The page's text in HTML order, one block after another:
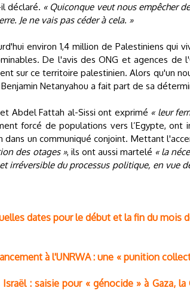
déclaré. « Quiconque veut nous empêcher
Je ne vais pas céder à cela. »
environ 1,4 million de Palestiniens qui
De l'avis des ONG et agences de
sur ce territoire palestinien. Alors qu'un
Netanyahou a fait part de sa
Abdel Fattah al-Sissi ont exprimé « leur
forcé de populations vers l’Egypte, ont
dans un communiqué conjoint. Mettant
des otages », ils ont aussi martelé « la
irréversible du processus politique, en vue
dates pour le début et la fin du mois
à l'UNRWA : une « punition
: saisie pour « génocide » à Gaza,